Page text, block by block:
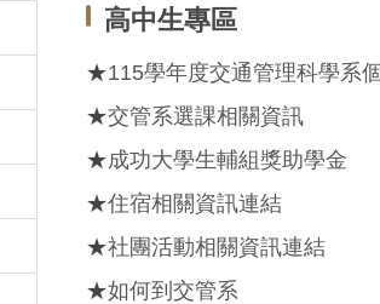
高中生專區
★115學年度交通管理科學系
★交管系選課相關資訊
★成功大學生輔組獎助學金
★住宿相關資訊連結
★社團活動相關資訊連結
★如何到交管系